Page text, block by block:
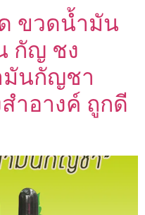
ขวดน้ำมัน
กัญ ชง
มันกัญชา
ำอางค์ ถูกดี